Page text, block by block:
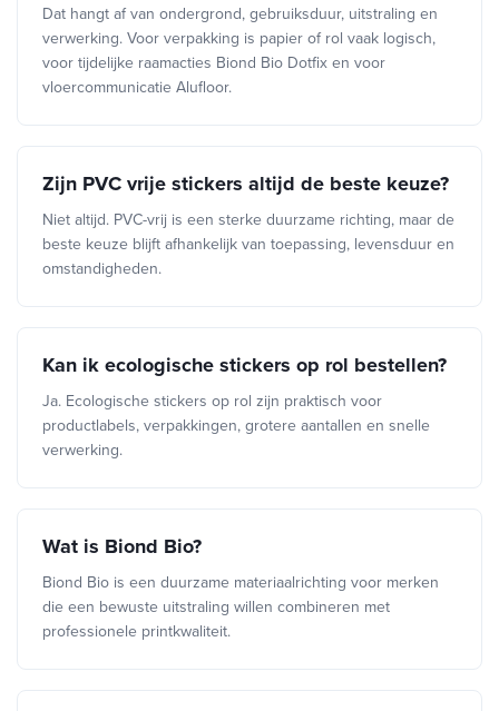
Dat hangt af van ondergrond, gebruiksduur, uitstraling en
verwerking. Voor verpakking is papier of rol vaak logisch,
voor tijdelijke raamacties Biond Bio Dotfix en voor
vloercommunicatie Alufloor.
Zijn PVC vrije stickers altijd de beste keuze?
Niet altijd. PVC-vrij is een sterke duurzame richting, maar de
beste keuze blijft afhankelijk van toepassing, levensduur en
omstandigheden.
Kan ik ecologische stickers op rol bestellen?
Ja. Ecologische stickers op rol zijn praktisch voor
productlabels, verpakkingen, grotere aantallen en snelle
verwerking.
Wat is Biond Bio?
Biond Bio is een duurzame materiaalrichting voor merken
die een bewuste uitstraling willen combineren met
professionele printkwaliteit.